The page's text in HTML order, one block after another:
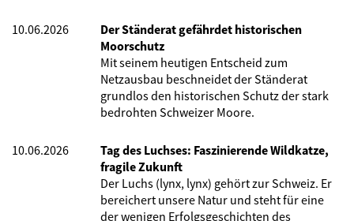
10.06.2026
Der Ständerat gefährdet historischen
Moorschutz
Mit seinem heutigen Entscheid zum
Netzausbau beschneidet der Ständerat
grundlos den historischen Schutz der stark
bedrohten Schweizer Moore.
10.06.2026
Tag des Luchses: Faszinierende Wildkatze,
fragile Zukunft
Der Luchs (lynx, lynx) gehört zur Schweiz. Er
bereichert unsere Natur und steht für eine
der wenigen Erfolgsgeschichten des